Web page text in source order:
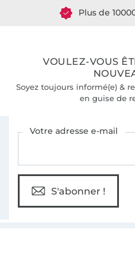
Plus de
VOULEZ-VOUS
Soyez toujours informé(e) &
en guise de
Votre adresse e-mail
S'abonner !